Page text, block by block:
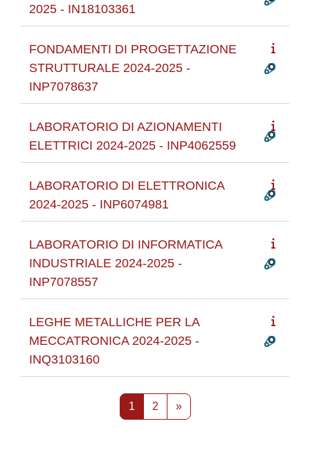
2025 - IN18103361
FONDAMENTI DI PROGETTAZIONE
STRUTTURALE 2024-2025 -
INP7078637
LABORATORIO DI AZIONAMENTI
ELETTRICI 2024-2025 - INP4062559
LABORATORIO DI ELETTRONICA
2024-2025 - INP6074981
LABORATORIO DI INFORMATICA
INDUSTRIALE 2024-2025 -
INP7078557
LEGHE METALLICHE PER LA
MECCATRONICA 2024-2025 -
INQ3103160
1 Pagina 1
2Pagina 2
»Pagina successiva